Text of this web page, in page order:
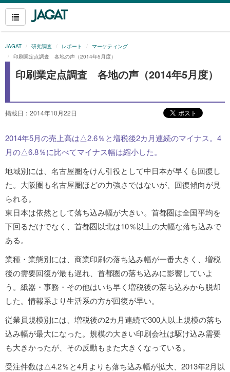
JAGAT 研究調査 レポート
マーケティング
印刷業定点調査 各地の声（2014年5月度）
印刷業定点調査 各地の声（2014年5月度）
掲載日：2014年10月22日
2014年5月の売上高は△2.6％と増税後2カ月連続のマイナス。4
月の△6.8％に比べてマイナス幅は縮小した。
地域別には、名古屋圏をけん引役として中日本が早くも回復し
た。大阪圏も名古屋圏ほどの力強さではないが、回復傾向が見
られる。
東日本は依然として落ち込み幅が大きい。首都圏は全国平均を
下回るだけでなく、首都圏以北は10％以上の大幅な落ち込みで
ある。
業種・業態別には、商業印刷の落ち込み幅が一番大きく、増税
後の需要回復が最も遅れ、首都圏の落ち込みに影響していよ
う。紙器・事務・その他はいち早く増税後の落ち込みから脱却
した。情報系より生活系の方が回復が早い。
従業員規模別には、増税後の2カ月連続で300人以上規模の落ち
込み幅が最大になった。規模の大きい印刷会社は駆け込み需要
も大きかったが、その反動もまた大きくなっている。
受注件数は△4.2％と4月よりも落ち込み幅が拡大、2013年2月以